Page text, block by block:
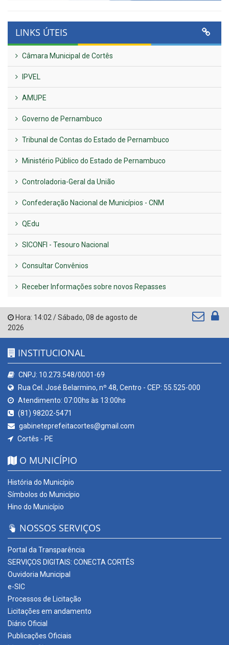
LINKS ÚTEIS
Câmara Municipal de Cortês
IPVEL
AMUPE
Governo de Pernambuco
Tribunal de Contas do Estado de Pernambuco
Ministério Público do Estado de Pernambuco
Controladoria-Geral da União
Confederação Nacional de Municípios - CNM
QEdu
SICONFI - Tesouro Nacional
Consultar Convênios
Receber Informações sobre novos Repasses
Hora: 14:02/Sábado, 08 de agosto de
2026
INSTITUCIONAL
CNPJ: 10.273.548/0001-69
Rua Cel. José Belarmino, nº 48, Centro - CEP: 55.525-000
Atendimento: 07:00hs às 13:00hs
(81) 98202-5471
gabineteprefeitacortes@gmail.com
Cortês - PE
O MUNICÍPIO
História do Município
Símbolos do Município
Hino do Município
NOSSOS SERVIÇOS
Portal da Transparência
SERVIÇOS DIGITAIS: CONECTA CORTÊS
Ouvidoria Municipal
e-SIC
Processos de Licitação
Licitações em andamento
Diário Oficial
Publicações Oficiais